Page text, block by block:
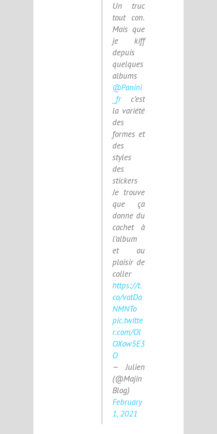
Un truc
tout con.
Mais que
je kiff
depuis
quelques
albums
@Panini
_frc’est
la variété
des
formes et
des
styles
des
stickers
Je trouve
que ça
donne du
cachet à
l’album
et au
plaisir de
coller
https://t.
co/vatDa
NMNTo
pic.twitte
r.com/Ol
OXow5E3
O
— Julien
(@Majin
Blog)
February
1, 2021